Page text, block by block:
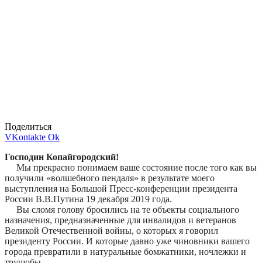
Поделиться
VKontakte Ok
Господин Копайгородский!
Мы прекрасно понимаем ваше состояние после того как вы
получили «волшебного пендаля» в результате моего
выступления на Большой Пресс-конференции президента
России В.В.Путина 19 декабря 2019 года.
Вы сломя голову бросились на те объекты социального
назначения, предназначенные для инвалидов и ветеранов
Великой Отечественной войны, о которых я говорил
президенту России. И которые давно уже чиновники вашего
города превратили в натуральные бомжатники, ночлежки и